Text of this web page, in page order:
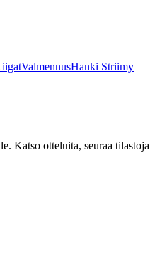
ValmennusHanki Striimy
Katso otteluita, seuraa tilastoja